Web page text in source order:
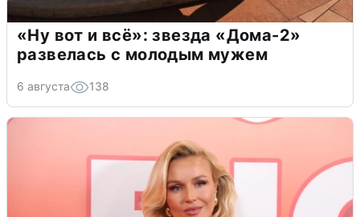
«Ну вот и всё»: звезда «Дома-2»
развелась с молодым мужем
6 августа 138